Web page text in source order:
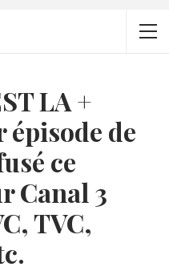
LA +
épisode de
ce
Canal 3
TVC,